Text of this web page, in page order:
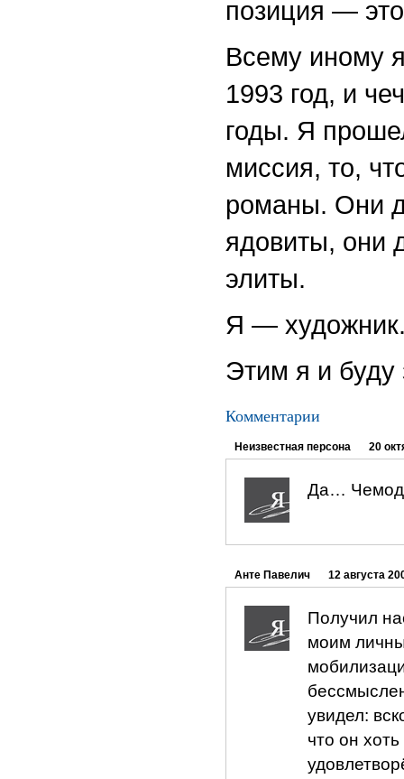
позиция —
Всему иному
1993 год, и
годы. Я
миссия, то,
романы. Они
ядовиты, они
элиты.
Я —
Этим я и буду
Комментарии
Неизвестная персона 20
Да…
Анте Павелич 12 августа
Получил
моим
увидел:
что он